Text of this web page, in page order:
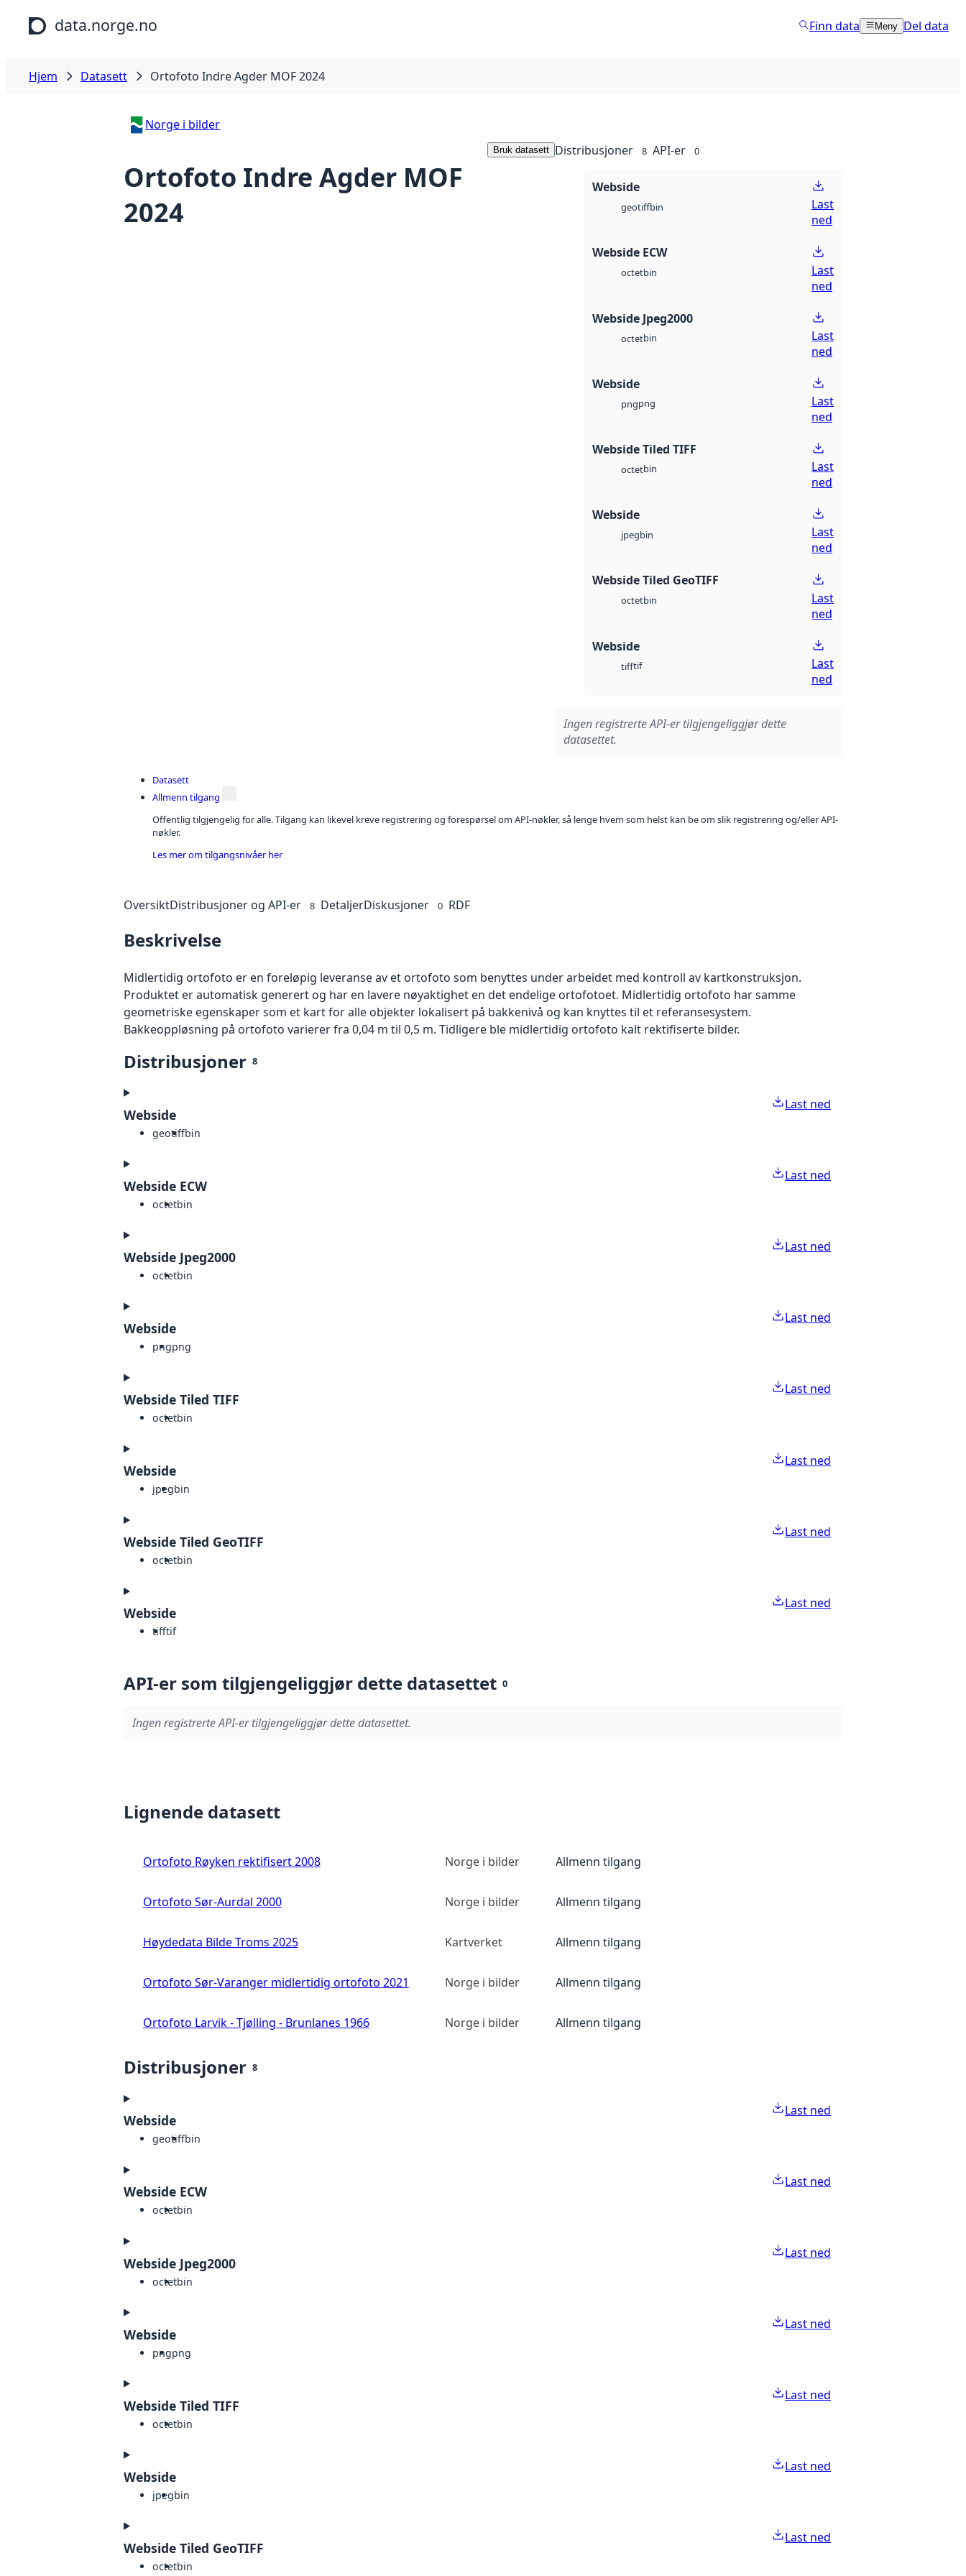
Hopp til hovedinnhold
data.norge.no Finn data Meny Del data
Hjem Datasett Ortofoto Indre Agder MOF 2024
Norge i bilder
Ortofoto Indre Agder MOF
2024
Bruk datasett Distribusjoner 8 API-er 0
Webside
geotiffbin
Last
ned
Webside ECW
octetbin
Last
ned
Webside Jpeg2000
octetbin
Last
ned
Webside
pngpng
Last
ned
Webside Tiled TIFF
octetbin
Last
ned
Webside
jpegbin
Last
ned
Webside Tiled GeoTIFF
octetbin
Last
ned
Webside
tifftif
Last
ned
Ingen registrerte API-er tilgjengeliggjør dette
datasettet.
Datasett
Allmenn tilgang
Offentlig tilgjengelig for alle. Tilgang kan likevel kreve registrering og forespørsel om API-nøkler, så lenge hvem som helst kan be om slik registrering og/eller API-
nøkler.
Les mer om tilgangsnivåer her
OversiktDistribusjoner og API-er 8 DetaljerDiskusjoner 0 RDF
Beskrivelse
Midlertidig ortofoto er en foreløpig leveranse av et ortofoto som benyttes under arbeidet med kontroll av kartkonstruksjon.
Produktet er automatisk generert og har en lavere nøyaktighet en det endelige ortofotoet. Midlertidig ortofoto har samme
geometriske egenskaper som et kart for alle objekter lokalisert på bakkenivå og kan knyttes til et referansesystem.
Bakkeoppløsning på ortofoto varierer fra 0,04 m til 0,5 m. Tidligere ble midlertidig ortofoto kalt rektifiserte bilder.
Distribusjoner 8
Webside
geotiffbin
Last ned
Webside ECW
octetbin
Last ned
Webside Jpeg2000
octetbin
Last ned
Webside
pngpng
Last ned
Webside Tiled TIFF
octetbin
Last ned
Webside
jpegbin
Last ned
Webside Tiled GeoTIFF
octetbin
Last ned
Webside
tifftif
Last ned
API-er som tilgjengeliggjør dette datasettet 0
Ingen registrerte API-er tilgjengeliggjør dette datasettet.
Lignende datasett
Ortofoto Røyken rektifisert 2008 Norge i bilder Allmenn tilgang
Ortofoto Sør-Aurdal 2000 Norge i bilder Allmenn tilgang
Høydedata Bilde Troms 2025 Kartverket Allmenn tilgang
Ortofoto Sør-Varanger midlertidig ortofoto 2021 Norge i bilder Allmenn tilgang
Ortofoto Larvik - Tjølling - Brunlanes 1966 Norge i bilder Allmenn tilgang
Distribusjoner 8
Webside
geotiffbin
Last ned
Webside ECW
octetbin
Last ned
Webside Jpeg2000
octetbin
Last ned
Webside
pngpng
Last ned
Webside Tiled TIFF
octetbin
Last ned
Webside
jpegbin
Last ned
Webside Tiled GeoTIFF
octetbin
Last ned